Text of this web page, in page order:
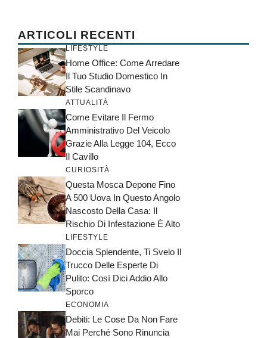
ARTICOLI RECENTI
LIFESTYLE
Home Office: Come Arredare
Il Tuo Studio Domestico In
Stile Scandinavo
ATTUALITÀ
Come Evitare Il Fermo
Amministrativo Del Veicolo
Grazie Alla Legge 104, Ecco
Il Cavillo
CURIOSITÀ
Questa Mosca Depone Fino
A 500 Uova In Questo Angolo
Nascosto Della Casa: Il
Rischio Di Infestazione È Alto
LIFESTYLE
Doccia Splendente, Ti Svelo Il
Trucco Delle Esperte Di
Pulito: Così Dici Addio Allo
Sporco
ECONOMIA
Debiti: Le Cose Da Non Fare
Mai Perché Sono Rinuncia